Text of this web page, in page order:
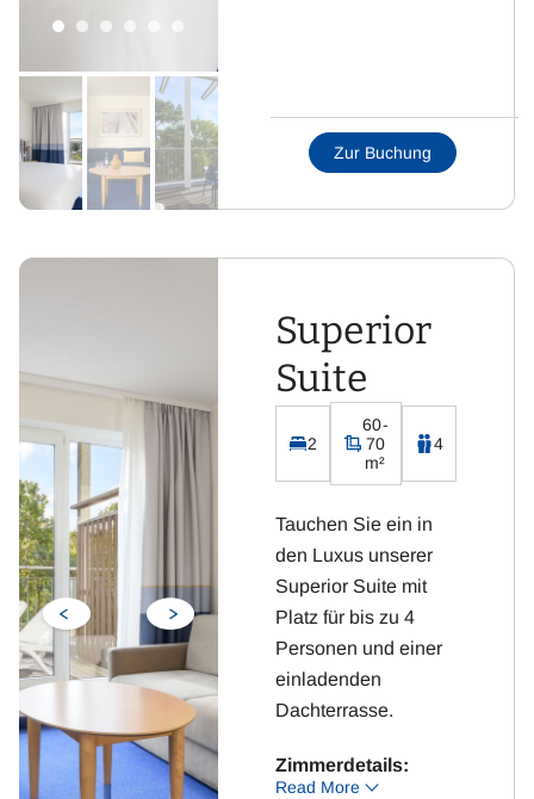
Doppelbett
Küche mit
und Dusche
mit Sat-TV
Kostenloses WLAN
Zur Buchung
Superior
Suite
2
60-
70
m²
4
Tauchen Sie ein in
den Luxus unserer
Superior Suite mit
Platz für bis zu 4
Personen und einer
einladenden
Dachterrasse.
Zimmerdetails:
Read More